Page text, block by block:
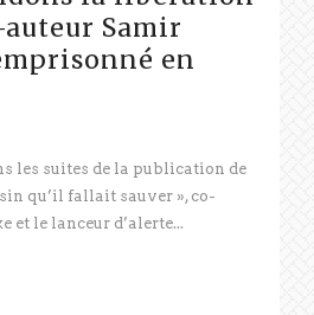
Samir
en
les suites de la publication de
qu’il fallait sauver », co-
et le lanceur d’alerte...